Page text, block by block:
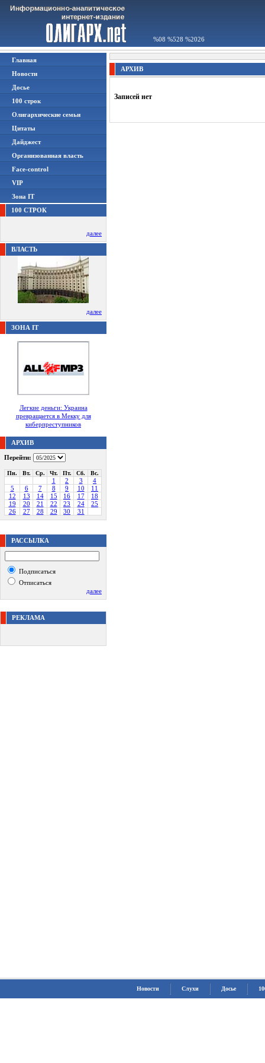
%08 %528 %2026
Главная
Новости
Досье
100 строк
Олигархические семьи
Цитаты
Дайджест
Организованная власть
Face-control
VIP
Зона IT
100 СТРОК
далее
ВЛАСТЬ
далее
ЗОНА IT
Легкие деньги: Украина
превращается в Мекку для
киберпреступников
АРХИВ
Перейти:
Пн. Вт. Ср. Чт. Пт. Сб. Вс.
1 2 3
4
5
6 7 8 9 10
11
12
13 14 15 16 17
18
19
20 21 22 23 24
25
26
27 28 29 30 31
РАССЫЛКА
Подписаться
Отписаться
далее
РЕКЛАМА
АРХИВ
Записей нет
Новости Слухи Досье